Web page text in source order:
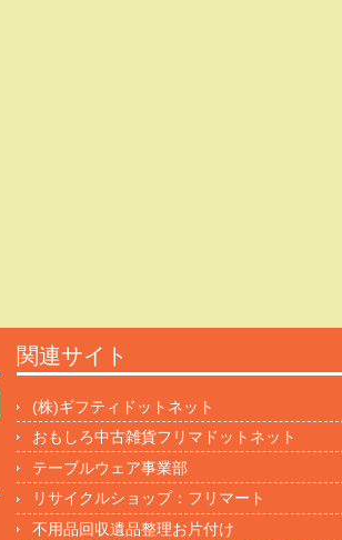
関連サイト
(株)ギフティドットネット
おもしろ中古雑貨フリマドットネット
テーブルウェア事業部
リサイクルショップ：フリマート
不用品回収遺品整理お片付け